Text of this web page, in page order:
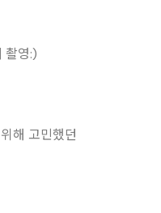
촬영:)
해 고민했던